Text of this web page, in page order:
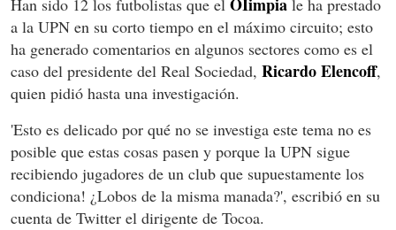
Han sido 12 los futbolistas que el OIimpia le ha prestado
a la UPN en su corto tiempo en el máximo circuito; esto
ha generado comentarios en algunos sectores como es el
caso del presidente del Real Sociedad, Ricardo Elencoff,
quien pidió hasta una investigación.
'Esto es delicado por qué no se investiga este tema no es
posible que estas cosas pasen y porque la UPN sigue
recibiendo jugadores de un club que supuestamente los
condiciona! ¿Lobos de la misma manada?', escribió en su
cuenta de Twitter el dirigente de Tocoa.